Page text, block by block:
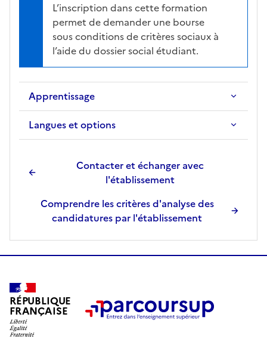
L’inscription dans cette formation
permet de demander une bourse
sous conditions de critères sociaux à
l’aide du dossier social étudiant.
Apprentissage
Langues et options
Contacter et échanger avec
l'établissement
Comprendre les critères d'analyse des
candidatures par l'établissement
RÉPUBLIQUE
FRANÇAISE